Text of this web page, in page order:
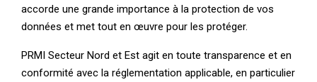
accorde une grande importance à la protection de vos
données et met tout en œuvre pour les protéger.
PRMI Secteur Nord et Est agit en toute transparence et en
conformité avec la réglementation applicable, en particulier